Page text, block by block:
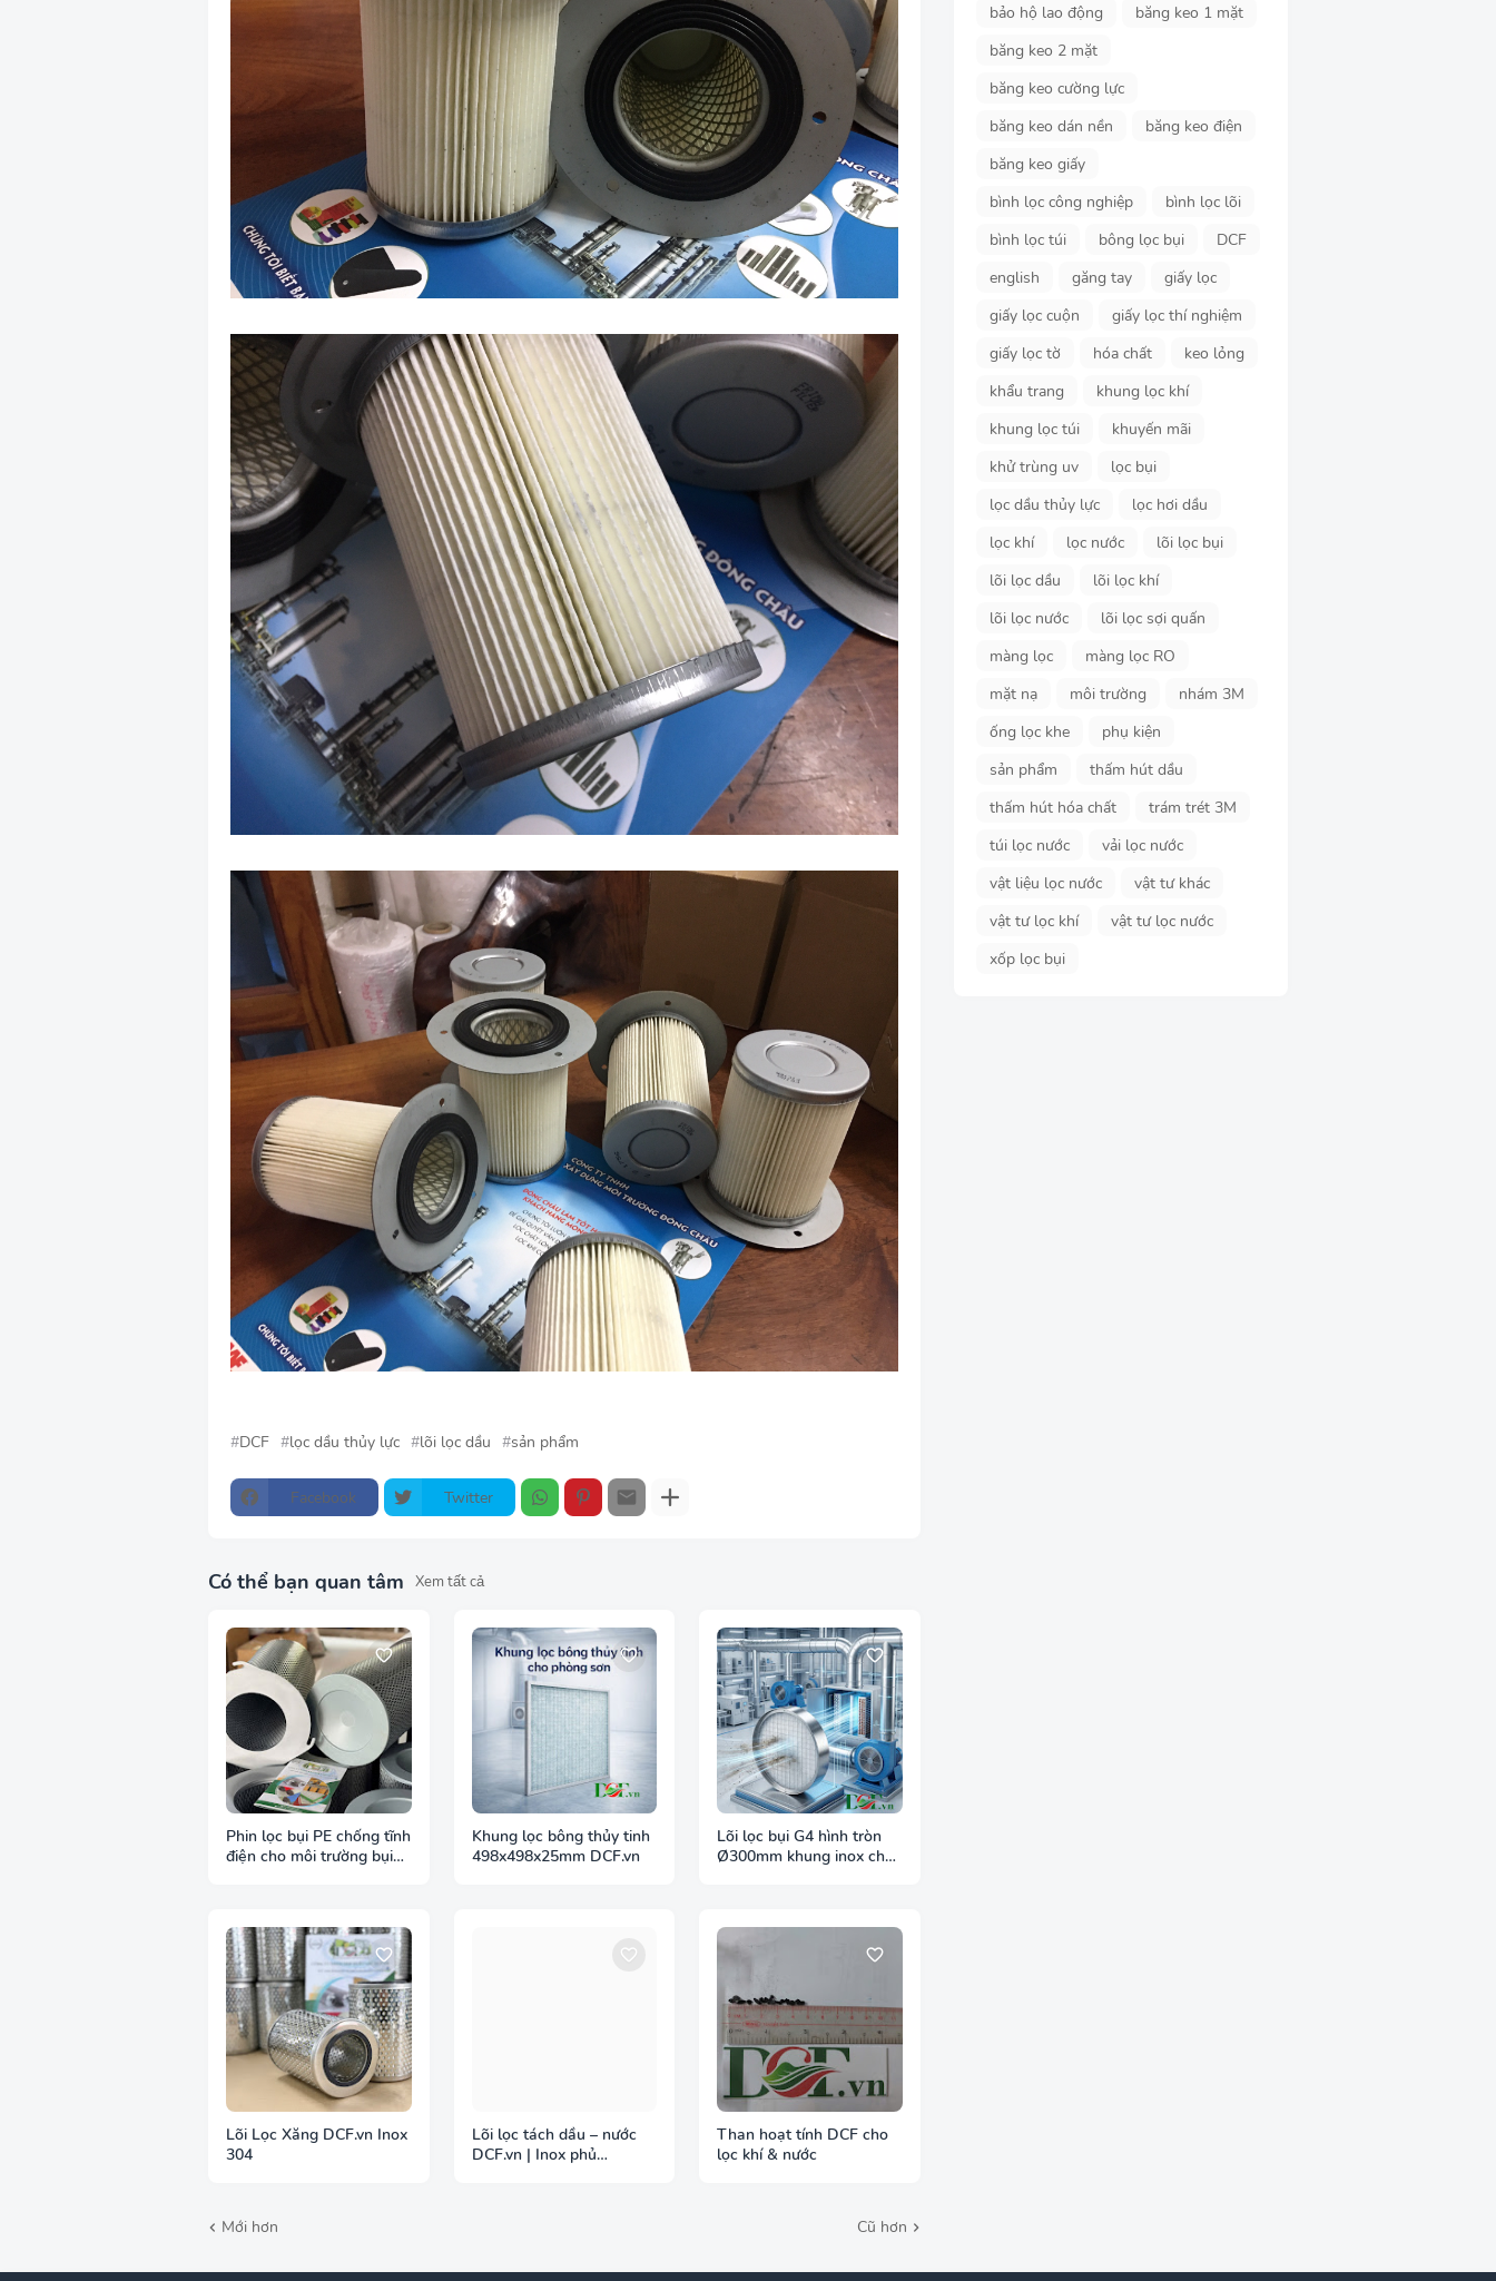
DCF lọc dầu thủy lực lõi lọc dầu sản phẩm
Facebook Twitter
Có thể bạn quan tâm Xem tất cả
Phin lọc bụi PE chống tĩnh
điện cho môi trường bụi
Khung lọc bông thủy tinh
498x498x25mm DCF.vn
Lõi lọc bụi G4 hình tròn
Ø300mm khung inox cho
Lõi Lọc Xăng DCF.vn Inox
304
Lõi lọc tách dầu – nước
DCF.vn | Inox phủ
Than hoạt tính DCF cho
lọc khí & nước
Mới hơn Cũ hơn
bảo hộ lao động
băng keo 1 mặt
băng keo 2 mặt
băng keo cường lực
băng keo dán nền
băng keo điện
băng keo giấy
bình lọc công nghiệp
bình lọc lõi
bình lọc túi
bông lọc bụi
DCF
english
găng tay
giấy lọc
giấy lọc cuộn
giấy lọc thí nghiệm
giấy lọc tờ
hóa chất
keo lỏng
khẩu trang
khung lọc khí
khung lọc túi
khuyến mãi
khử trùng uv
lọc bụi
lọc dầu thủy lực
lọc hơi dầu
lọc khí
lọc nước
lõi lọc bụi
lõi lọc dầu
lõi lọc khí
lõi lọc nước
lõi lọc sợi quấn
màng lọc
màng lọc RO
mặt nạ
môi trường
nhám 3M
ống lọc khe
phụ kiện
sản phẩm
thấm hút dầu
thấm hút hóa chất
trám trét 3M
túi lọc nước
vải lọc nước
vật liệu lọc nước
vật tư khác
vật tư lọc khí
vật tư lọc nước
xốp lọc bụi